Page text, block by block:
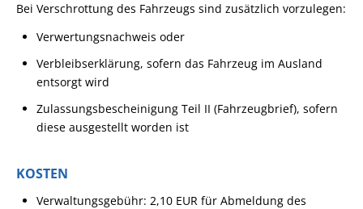
Bei Verschrottung des Fahrzeugs sind zusätzlich vorzulegen:
Verwertungsnachweis oder
Verbleibserklärung, sofern das Fahrzeug im Ausland
entsorgt wird
Zulassungsbescheinigung Teil II (Fahrzeugbrief), sofern
diese ausgestellt worden ist
KOSTEN
Verwaltungsgebühr: 2,10 EUR für Abmeldung des